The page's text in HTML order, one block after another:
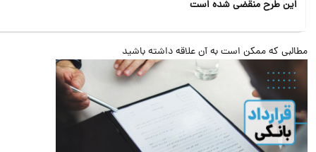
این طرح منقضی شده است
که ممکن است به آن علاقه داشته باشید